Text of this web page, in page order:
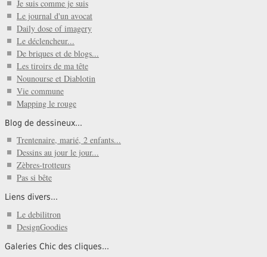
Je suis comme je suis
Le journal d'un avocat
Daily dose of imagery
Le déclencheur...
De briques et de blogs...
Les tiroirs de ma tête
Nounourse et Diablotin
Vie commune
Mapping le rouge
Blog de dessineux...
Trentenaire, marié, 2 enfants...
Dessins au jour le jour...
Zèbres-trotteurs
Pas si bête
Liens divers...
Le debilitron
DesignGoodies
Galeries Chic des cliques...